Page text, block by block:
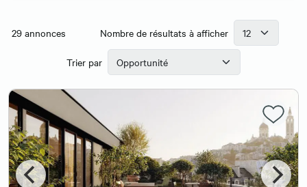
29annonces Nombre de résultats à afficher
Trier par